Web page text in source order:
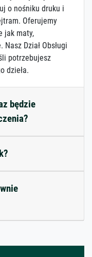
o nośniku druku i
Oferujemy
jak maty,
Dział Obsługi
potrzebujesz
dzieła.
będzie